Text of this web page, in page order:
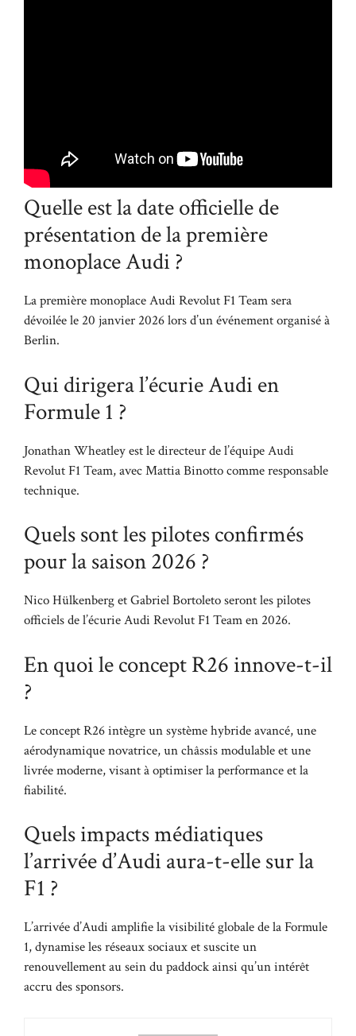
Quelle est la date officielle de
présentation de la première
monoplace Audi ?
La première monoplace Audi Revolut F1 Team sera
dévoilée le 20 janvier 2026 lors d’un événement organisé à
Berlin.
Qui dirigera l’écurie Audi en
Formule 1 ?
Jonathan Wheatley est le directeur de l’équipe Audi
Revolut F1 Team, avec Mattia Binotto comme responsable
technique.
Quels sont les pilotes confirmés
pour la saison 2026 ?
Nico Hülkenberg et Gabriel Bortoleto seront les pilotes
officiels de l’écurie Audi Revolut F1 Team en 2026.
En quoi le concept R26 innove-t-il
?
Le concept R26 intègre un système hybride avancé, une
aérodynamique novatrice, un châssis modulable et une
livrée moderne, visant à optimiser la performance et la
fiabilité.
Quels impacts médiatiques
l’arrivée d’Audi aura-t-elle sur la
F1 ?
L’arrivée d’Audi amplifie la visibilité globale de la Formule
1, dynamise les réseaux sociaux et suscite un
renouvellement au sein du paddock ainsi qu’un intérêt
accru des sponsors.